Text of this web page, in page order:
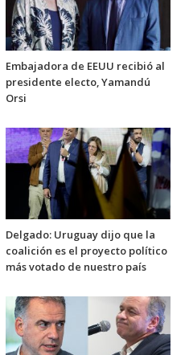
Embajadora de EEUU recibió al
presidente electo, Yamandú
Orsi
Delgado: Uruguay dijo que la
coalición es el proyecto político
más votado de nuestro país